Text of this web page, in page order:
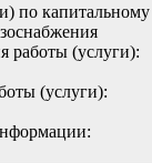
по
работы (услуги):
(услуги):